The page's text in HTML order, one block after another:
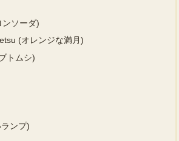
ソーダ)
(オレンジな満月)
トムシ)
ンプ)